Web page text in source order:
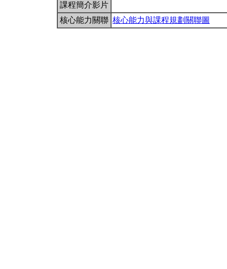
課程簡介影片
核心能力關聯 核心能力與課程規劃關聯圖